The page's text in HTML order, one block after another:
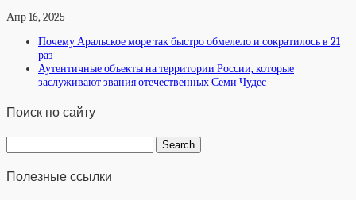
Апр 16, 2025
Почему Аральское море так быстро обмелело и сократилось в 21
раз
Аутентичные объекты на территории России, которые
заслуживают звания отечественных Семи Чудес
Поиск по сайту
Полезные ссылки